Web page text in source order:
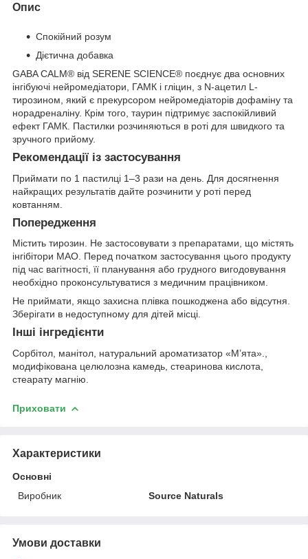
Опис
Спокійний розум
Дієтична добавка
GABA CALM® від SERENE SCIENCE® поєднує два основних
інгібуючі нейромедіатори, ГАМК і гліцин, з N-ацетил L-
тирозином, який є прекурсором нейромедіаторів дофаміну та
норадреналіну. Крім того, таурин підтримує заспокійливий
ефект ГАМК. Пастилки розчиняються в роті для швидкого та
зручного прийому.
Рекомендації із застосування
Приймати по 1 пастилці 1–3 рази на день. Для досягнення
найкращих результатів дайте розчинити у роті перед
ковтанням.
Попередження
Містить тирозин. Не застосовувати з препаратами, що містять
інгібітори МАО. Перед початком застосування цього продукту
під час вагітності, її планування або грудного вигодовування
необхідно проконсультуватися з медичним працівником.
Не приймати, якщо захисна плівка пошкоджена або відсутня.
Зберігати в недоступному для дітей місці.
Інші інгредієнти
Сорбітол, манітол, натуральний ароматизатор «М’ята».,
модифікована целюлозна камедь, стеаринова кислота,
стеарату магнію.
Приховати
Характеристики
Основні
Виробник
Source Naturals
Умови доставки